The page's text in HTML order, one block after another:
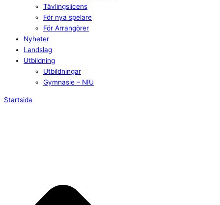
Tävlingslicens
För nya spelare
För Arrangörer
Nyheter
Landslag
Utbildning
Utbildningar
Gymnasie – NIU
Startsida